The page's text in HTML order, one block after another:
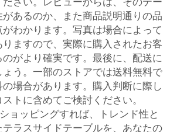
あるのか、また商品説明通りの品
わかります。写真は場合によって
ますので、実際に購入されたお客
がより確実です。最後に、配送に
う。一部のストアでは送料無料で
場合があります。購入判断に際し
トに含めてご検討ください。
ョッピングすれば、トレンド性と
ラスサイドテーブルを、あなたの